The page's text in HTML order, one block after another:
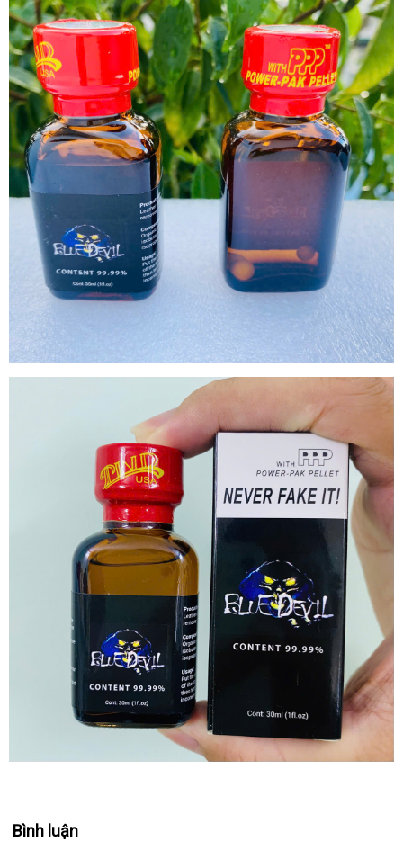
Bình luận